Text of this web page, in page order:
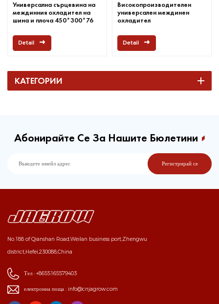
Универсална сърцевина на
междинния охладител на
шина и плоча 450*300*76
Detail
Високопроизводителен
универсален междинен
охладител
Detail
КАТЕГОРИИ
Абонирайте Се За Нашите Бюлетини
No.188 of Qianshan Road,Weilan business port,Zhengwu
district,Hefei,230088,China
Тел : +8655165579403
електронна поща : info@cnjagrow.com